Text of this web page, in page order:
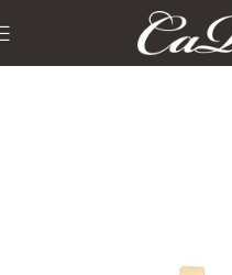
sieraden Blush